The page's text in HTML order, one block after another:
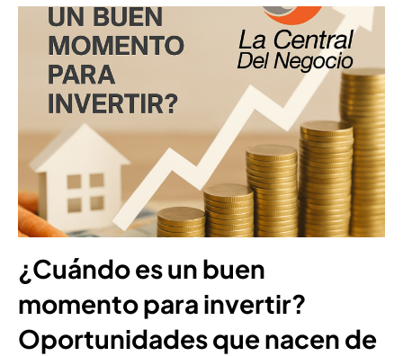
¿Cuándo es un buen
momento para invertir?
Oportunidades que nacen de